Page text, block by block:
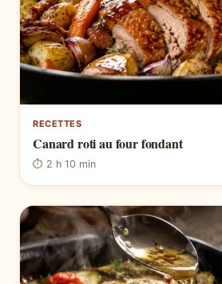
RECETTES
Canard roti au four fondant
⏱ 2 h 10 min